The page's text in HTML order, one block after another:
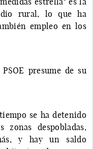
rural, lo que ha
empleo en los
presume de su
se ha detenido
despobladas,
y hay un saldo